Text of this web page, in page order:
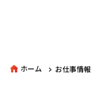
ホーム > お仕事情報